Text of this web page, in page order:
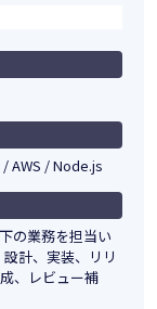
AWS / Node.js
の業務を担当い
計、実装、リリ
、レビュー補